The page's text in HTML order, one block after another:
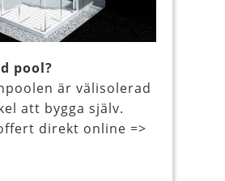
pool?
är välisolerad
att bygga själv.
direkt online =>